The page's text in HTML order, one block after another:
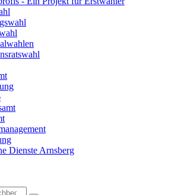
Dienste Arnsberg